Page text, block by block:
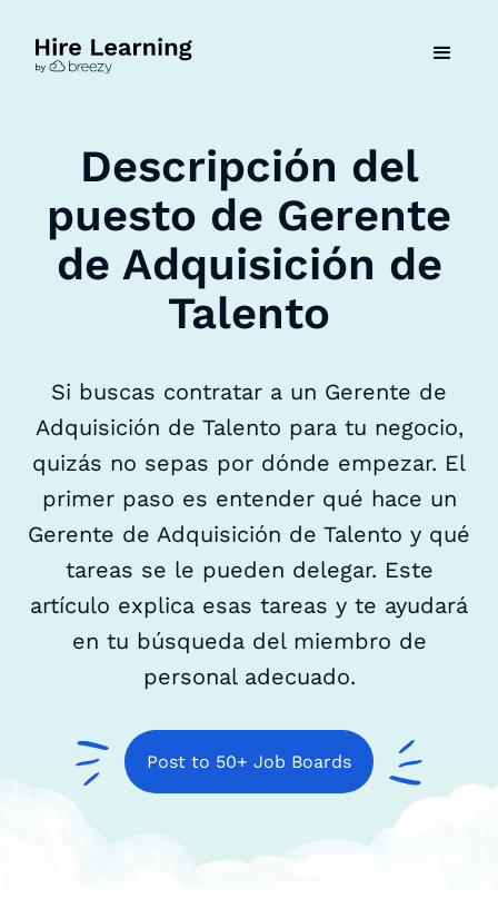
Descripción del
puesto de Gerente
de Adquisición de
Talento
Si buscas contratar a un Gerente de
Adquisición de Talento para tu negocio,
quizás no sepas por dónde empezar. El
primer paso es entender qué hace un
Gerente de Adquisición de Talento y qué
tareas se le pueden delegar. Este
artículo explica esas tareas y te ayudará
en tu búsqueda del miembro de
personal adecuado.
Post to 50+ Job Boards